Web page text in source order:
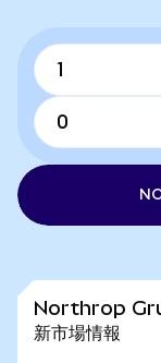
Northrop
新市場情報